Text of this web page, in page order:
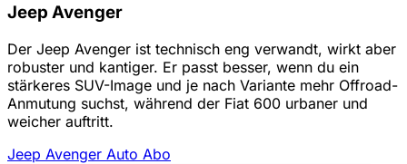
Jeep Avenger
Der Jeep Avenger ist technisch eng verwandt, wirkt aber
robuster und kantiger. Er passt besser, wenn du ein
stärkeres SUV-Image und je nach Variante mehr Offroad-
Anmutung suchst, während der Fiat 600 urbaner und
weicher auftritt.
Jeep Avenger Auto Abo